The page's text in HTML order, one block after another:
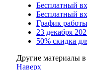
Бесплатный
Бесплатный
График
23 декабря
50% скидка
Другие материалы в
Наверх